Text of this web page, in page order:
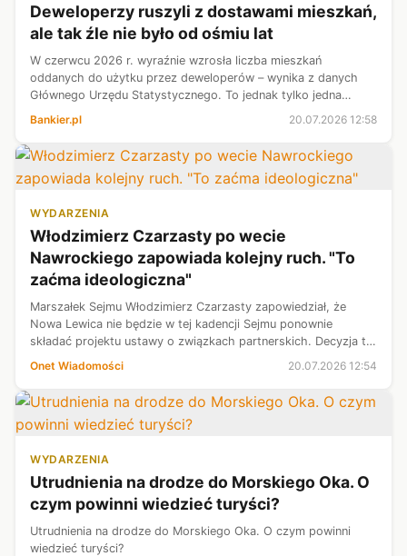
Deweloperzy ruszyli z dostawami mieszkań,
ale tak źle nie było od ośmiu lat
W czerwcu 2026 r. wyraźnie wzrosła liczba mieszkań
oddanych do użytku przez deweloperów – wynika z danych
Głównego Urzędu Statystycznego. To jednak tylko jedna
najgorsze od 2018 r. Wciąż przecięt...
Bankier.pl 20.07.2026 12:58
WYDARZENIA
Włodzimierz Czarzasty po wecie
Nawrockiego zapowiada kolejny ruch. "To
zaćma ideologiczna"
Marszałek Sejmu Włodzimierz Czarzasty zapowiedział, że
Nowa Lewica nie będzie w tej kadencji Sejmu ponownie
składać projektu ustawy o związkach partnerskich. Decyzja ta
wynika z ostatniego weta prezydenta Karola Nawrockiego.
Czarzasty podkreślił, że ...
Onet Wiadomości 20.07.2026 12:54
WYDARZENIA
Utrudnienia na drodze do Morskiego Oka. O
czym powinni wiedzieć turyści?
Utrudnienia na drodze do Morskiego Oka. O czym powinni
wiedzieć turyści?